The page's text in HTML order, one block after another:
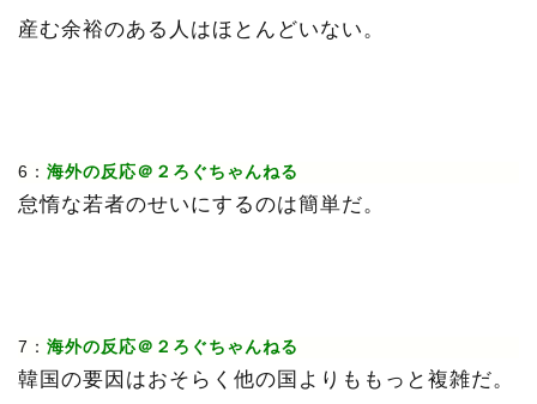
産む余裕のある人はほとんどいない。
6： 海外の反応＠２ろぐちゃんねる
怠惰な若者のせいにするのは簡単だ。
7： 海外の反応＠２ろぐちゃんねる
韓国の要因はおそらく他の国よりももっと複雑だ。